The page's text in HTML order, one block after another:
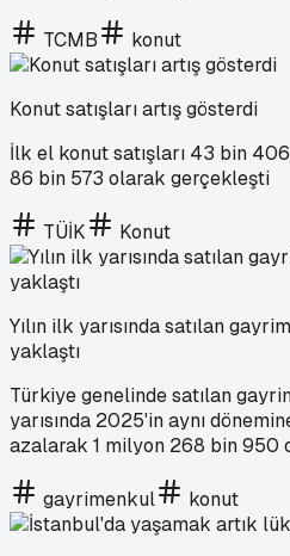
TCMB konut
Konut satışları artış gösterdi
İlk el konut satışları 43 bin
86 bin 573 olarak gerçekleşti
TÜİK Konut
Yılın ilk yarısında satılan
yaklaştı
Türkiye genelinde satılan
yarısında 2025'in aynı
azalarak 1 milyon 268 bin 950
gayrimenkul konut